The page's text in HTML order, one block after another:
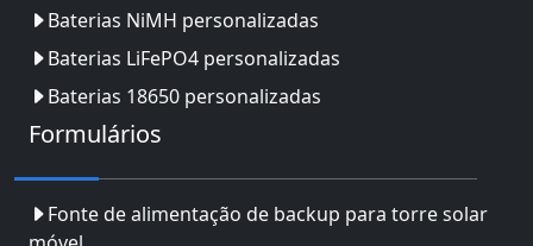
Baterias NiMH personalizadas
Baterias LiFePO4 personalizadas
Baterias 18650 personalizadas
Formulários
Fonte de alimentação de backup para torre solar